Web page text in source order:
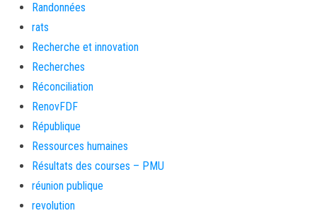
Randonnées
rats
Recherche et innovation
Recherches
Réconciliation
RenovFDF
République
Ressources humaines
Résultats des courses – PMU
réunion publique
revolution